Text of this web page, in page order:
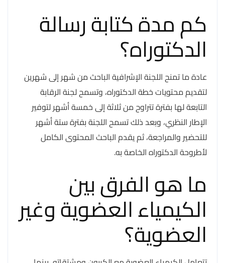
كم مدة كتابة رسالة
الدكتوراه؟
عادة ما تمنح اللجنة الإشرافية الباحث من شهر إلى شهرين
لتقديم محتويات خطة الدكتوراه، وتسمح لجنة الرقابة
التابعة لها بفترة تتراوح من ثلاثة إلى خمسة أشهر لتوفير
الإطار النظري، وبعد ذلك تسمح اللجنة بفترة ستة أشهر
للتحضير والمراجعة، ثم يقدم الباحث المحتوى الكامل
لأطروحة الدكتوراه الخاصة به.
ما هو الفرق بين
الكيمياء العضوية وغير
العضوية؟